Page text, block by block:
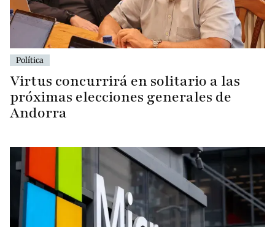
Política
Virtus concurrirá en solitario a las
próximas elecciones generales de
Andorra